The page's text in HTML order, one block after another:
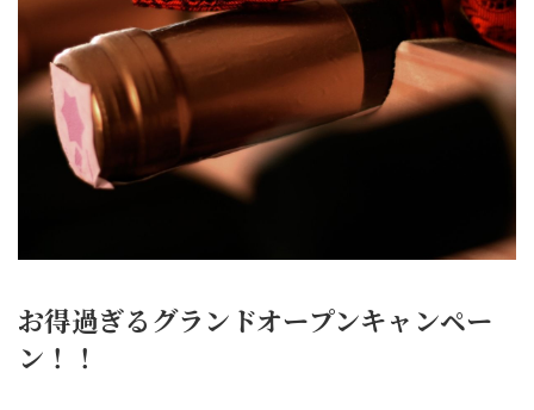
お得過ぎるグランドオープンキャンペー
ン！！